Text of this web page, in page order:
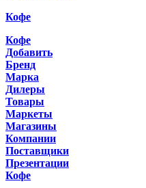
Кофе
Кофе
Добавить
Бренд
Марка
Дилеры
Товары
Маркеты
Магазины
Компании
Поставщики
Презентации
Кофе